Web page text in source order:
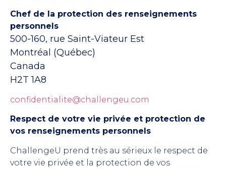
Chef de la protection des renseignements
personnels
500-160, rue Saint-Viateur Est
Montréal (Québec)
Canada
H2T 1A8
confidentialite@challengeu.com
Respect de votre vie privée et protection de
vos renseignements personnels
ChallengeU prend très au sérieux le respect de
votre vie privée et la protection de vos